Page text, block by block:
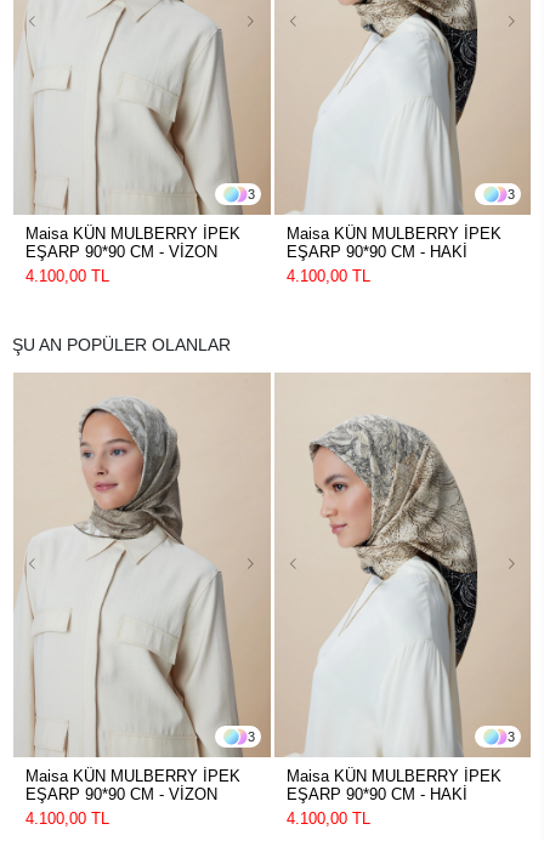
3
Maisa KÜN MULBERRY İPEK
EŞARP 90*90 CM - VİZON
4.100,00 TL
3
Maisa KÜN MULBERRY İPEK
EŞARP 90*90 CM - HAKİ
4.100,00 TL
ŞU AN POPÜLER OLANLAR
3
Maisa KÜN MULBERRY İPEK
EŞARP 90*90 CM - VİZON
4.100,00 TL
3
Maisa KÜN MULBERRY İPEK
EŞARP 90*90 CM - HAKİ
4.100,00 TL